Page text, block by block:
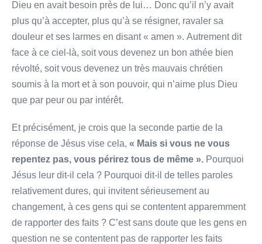
Dieu en avait besoin près de lui… Donc qu’il n’y avait
plus qu’à accepter, plus qu’à se résigner, ravaler sa
douleur et ses larmes en disant « amen ». Autrement dit
face à ce ciel-là, soit vous devenez un bon athée bien
révolté, soit vous devenez un très mauvais chrétien
soumis à la mort et à son pouvoir, qui n’aime plus Dieu
que par peur ou par intérêt.
Et précisément, je crois que la seconde partie de la
réponse de Jésus vise cela, « Mais si vous ne vous
repentez pas, vous périrez tous de même ». Pourquoi
Jésus leur dit-il cela ? Pourquoi dit-il de telles paroles
relativement dures, qui invitent sérieusement au
changement, à ces gens qui se contentent apparemment
de rapporter des faits ? C’est sans doute que les gens en
question ne se contentent pas de rapporter les faits